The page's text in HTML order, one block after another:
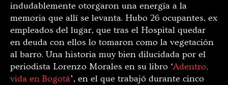
indudablemente otorgaron una energía a la
memoria que allí se levanta. Hubo 26 ocupantes, ex
empleados del lugar, que tras el Hospital quedar
en deuda con ellos lo tomaron como la vegetación
al barro. Una historia muy bien dilucidada por el
periodista Lorenzo Morales en su libro ‘Adentro,
vida en Bogotá’, en el que trabajó durante cinco